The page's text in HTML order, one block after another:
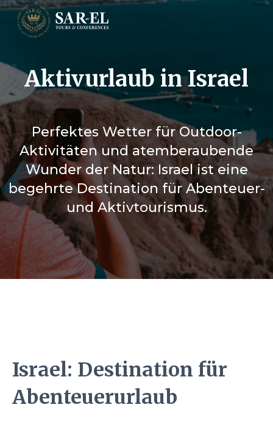
Aktivurlaub in Israel
Perfektes Wetter für Outdoor-
Aktivitäten und atemberaubende
Wunder der Natur: Israel ist eine
begehrte Destination für Abenteuer-
und Aktivtourismus.
Israel: Destination für
Abenteuerurlaub